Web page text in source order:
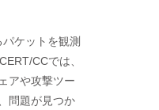
ケットを観測
CCでは、
アや攻撃ツー
問題が見つか